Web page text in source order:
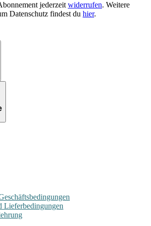
jederzeit widerrufen. Weitere
Datenschutz findest du hier.
Lieferbedingungen